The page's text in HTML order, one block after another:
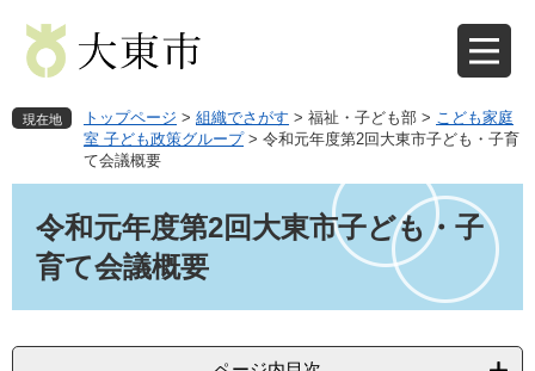
先
す
を
し
現在地 トップページ > 組織でさがす > 福祉・子ども部 > こども家庭
室 子ども政策グループ > 令和元年度第2回大東市子ども・子育
て会議概要
令和元年度第2回大東市子ども・子
育て会議概要